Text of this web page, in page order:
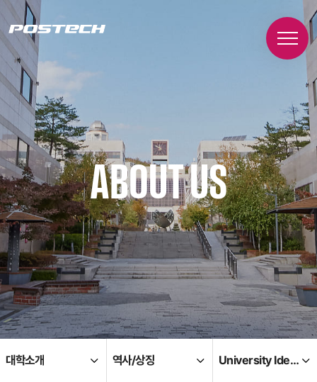
ABOUT US
대학소개 역사/상징 University Identity